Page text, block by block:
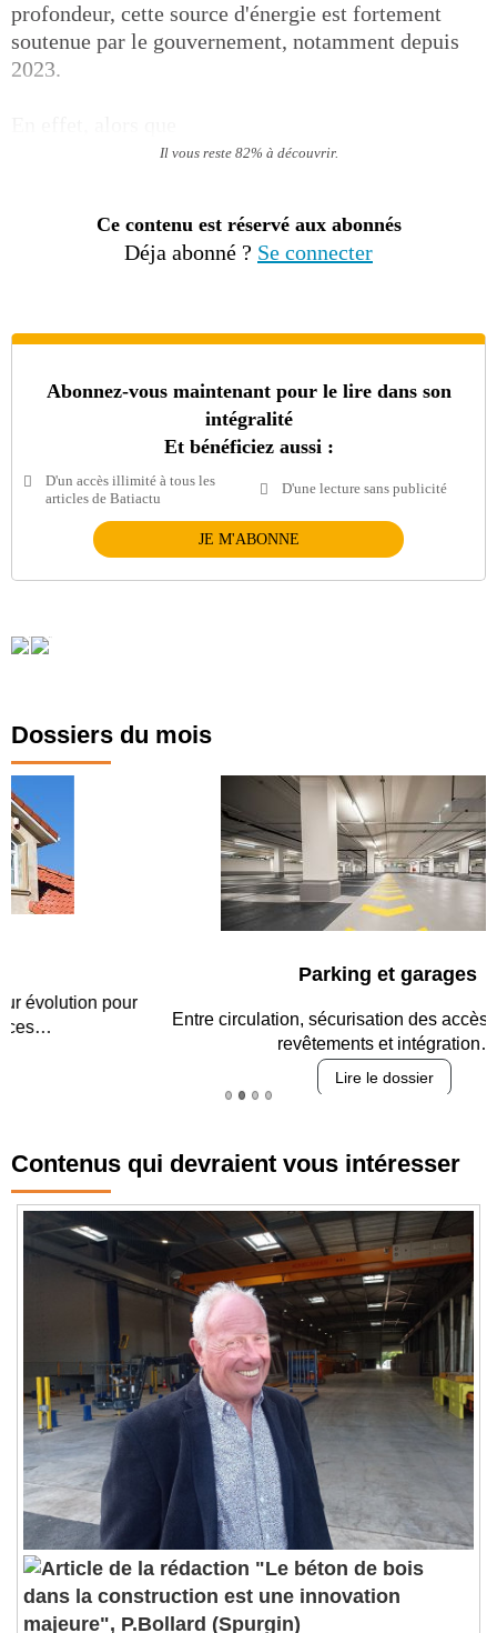
profondeur, cette source d'énergie est fortement
soutenue par le gouvernement, notamment depuis
2023.
Il vous reste 82% à découvrir.
Ce contenu est réservé aux abonnés
Déja abonné ? Se connecter
Abonnez-vous maintenant pour le lire dans son
intégralité
Et bénéficiez aussi :
D'un accès illimité à tous les
articles de Batiactu
D'une lecture sans publicité
JE M'ABONNE
Dossiers du mois
Parking et garages
Entre circulation, sécurisation des accès, durabilité des
revêtements et intégration…
Contenus qui devraient vous intéresser
"Le béton de bois
dans la construction est une innovation